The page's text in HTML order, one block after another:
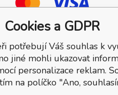
Cookies a GDPR
potřebují Váš souhlas k
jiné mohli ukazovat
personalizace reklam.
na políčko "Ano,